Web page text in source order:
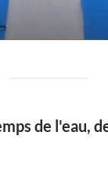
de l'eau,